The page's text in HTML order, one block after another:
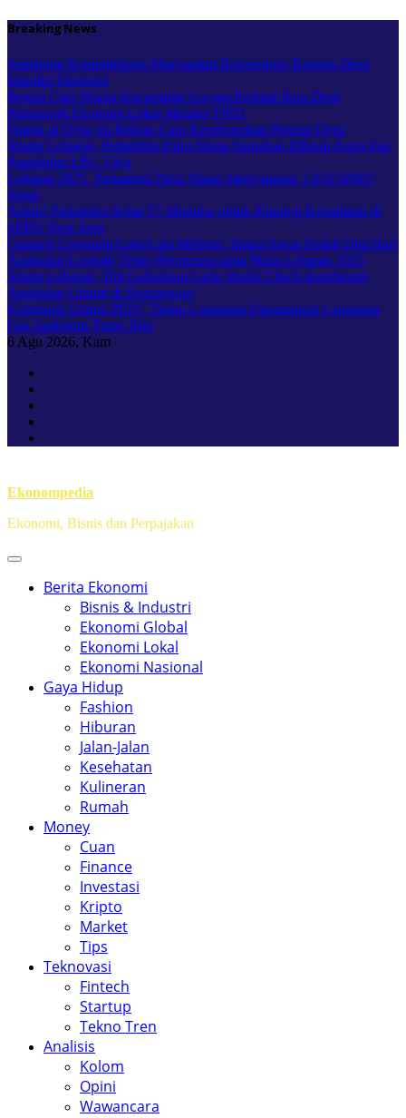
Skip
content
Breaking News
Semangat Kemerdekaan Masyarakat Bojonegoro Bangun Desa
Mandiri Ekonomi
Begini Cara Warga Kecamatan Gayam Perkuat Ikon Desa
Penggerak Ekonomi Lokal Melalui TPID
Warga di Desa Ini Belajar Cara Kembangkan Potensi Desa
Jelang Lebaran, Pertamina Patra Niaga Siagakan Ribuan Agen dan
Pangkalan LPG 3 Kg
Lebaran 2025, Pertamina Patra Niaga Menyiapkan 1.832 SPBU
Siaga
Aman! Pertamina Sebar 57 Modular untuk Kurangi Kepadatan di
SPBU Rest Area
Gunung Lewotobi Laki-Laki Meletus, Status Awas Sudah Dua Hari
Angkutan Logistik Tetap Beroperasi pada Masa Lebaran 2025
Jelang Lebaran, Tim Gabungan Gelar Ramp Check Kendaraan
Angkutan Umum di Bojonegoro
Komisaris Utama PEPC Tinjau Langsung Operasional Lapangan
Gas Jambaran Tiung Biru
6 Agu 2026, Kam
Ekonompedia
Ekonomi, Bisnis dan Perpajakan
Berita Ekonomi
Bisnis & Industri
Ekonomi Global
Ekonomi Lokal
Ekonomi Nasional
Gaya Hidup
Fashion
Hiburan
Jalan-Jalan
Kesehatan
Kulineran
Rumah
Money
Cuan
Finance
Investasi
Kripto
Market
Tips
Teknovasi
Fintech
Startup
Tekno Tren
Analisis
Kolom
Opini
Wawancara